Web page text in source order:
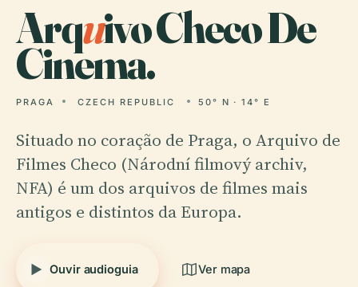
Arquivo Checo De
Cinema.
PRAGA CZECH REPUBLIC 50° N · 14° E
Situado no coração de Praga, o Arquivo de
Filmes Checo (Národní filmový archiv,
NFA) é um dos arquivos de filmes mais
antigos e distintos da Europa.
Ouvir audioguia Ver mapa